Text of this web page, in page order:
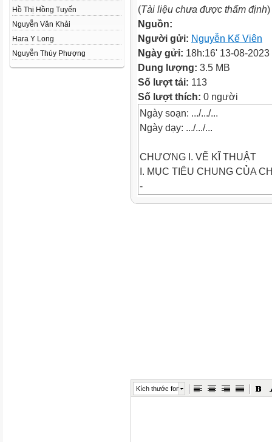
Hồ Thị Hồng Tuyến
Nguyễn Văn Khải
Hara Y Long
Nguyễn Thúy Phượng
(Tài liệu chưa được thẩm định)
Nguồn:
Người gửi: Nguyễn Kế Viên
Ngày gửi: 18h:16' 13-08-2023
Dung lượng: 3.5 MB
Số lượt tải: 113
Số lượt thích: 0 người
Ngày soạn: .../.../...
Ngày dạy: .../.../...
CHƯƠNG I. VẼ KĨ THUẬT
I. MỤC TIÊU CHUNG CỦA
-
Kích thước font